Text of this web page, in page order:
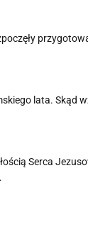
lata. Skąd
Serca